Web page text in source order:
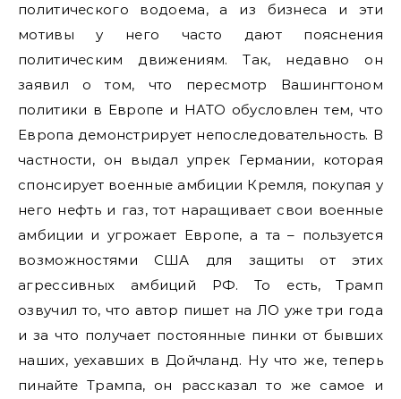
политического водоема, а из бизнеса и эти
мотивы у него часто дают пояснения
политическим движениям. Так, недавно он
заявил о том, что пересмотр Вашингтоном
политики в Европе и НАТО обусловлен тем, что
Европа демонстрирует непоследовательность. В
частности, он выдал упрек Германии, которая
спонсирует военные амбиции Кремля, покупая у
него нефть и газ, тот наращивает свои военные
амбиции и угрожает Европе, а та – пользуется
возможностями США для защиты от этих
агрессивных амбиций РФ. То есть, Трамп
озвучил то, что автор пишет на ЛО уже три года
и за что получает постоянные пинки от бывших
наших, уехавших в Дойчланд. Ну что же, теперь
пинайте Трампа, он рассказал то же самое и